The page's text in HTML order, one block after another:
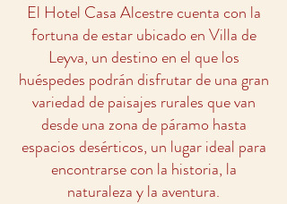
El Hotel Casa Alcestre cuenta con la
fortuna de estar ubicado en Villa de
Leyva, un destino en el que los
huéspedes podrán disfrutar de una gran
variedad de paisajes rurales que van
desde una zona de páramo hasta
espacios desérticos, un lugar ideal para
encontrarse con la historia, la
naturaleza y la aventura.